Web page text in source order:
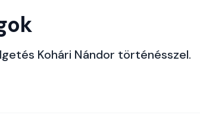
Kohári Nándor történésszel.